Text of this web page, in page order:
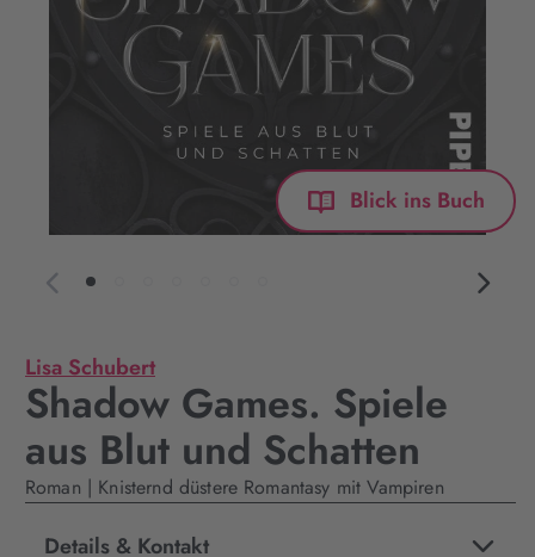
Blick ins Buch
Lisa Schubert
Shadow Games. Spiele
aus Blut und Schatten
Roman | Knisternd düstere Romantasy mit Vampiren
Details & Kontakt